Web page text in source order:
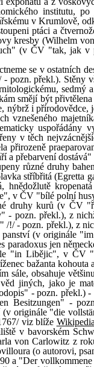
institutu,
v Krumlově,
ptáci a
kresby (Wilhelm
(v ČV "tak, jak
se v ostatních
pozn. překl.). Stěny
smějí být
nýbrž i
vznešeného
uspořádány
v těch
přirozeně
a přebarvení
různé druhy
stříbřitá (Egretta
hnědožlutě
v ČV "bílé polní
druhy kurů (v ČV
- pozn. překl.), z
/!/ - pozn. překl.), z
panství (v originále
paradoxus jen
"in Libějic", v ČV
bažanta kohouta
sále, obsahuje
jiných, jako je
- pozn. překl.)
Besitzungen" -
originále "die
viz blíže Wikipedia
v bavorském
von Carlowitz z
(o autorovi,
a "Der